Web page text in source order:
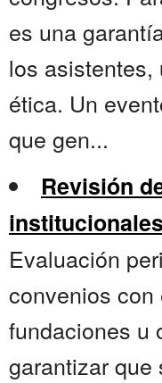
es una
los asistentes,
ética. Un
que gen...
Revisión
institucionales
Evaluación
convenios con
fundaciones u
garantizar